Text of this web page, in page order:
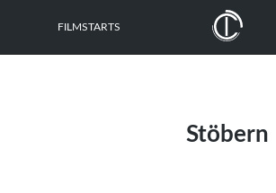
FILMSTARTS
Stöbern